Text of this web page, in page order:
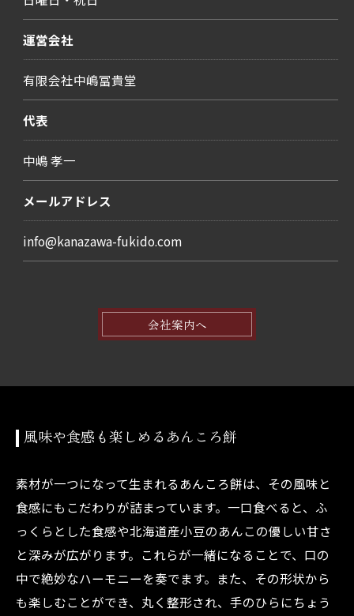
運営会社
有限会社中嶋冨貴堂
代表
中嶋 孝一
メールアドレス
info@kanazawa-fukido.com
会社案内へ
風味や食感も楽しめるあんころ餅
素材が一つになって生まれるあんころ餅は、その風味と
食感にもこだわりが詰まっています。一口食べると、ふ
っくらとした食感や北海道産小豆のあんこの優しい甘さ
と深みが広がります。これらが一緒になることで、口の
中で絶妙なハーモニーを奏でます。また、その形状から
も楽しむことができ、丸く整形され、手のひらにちょう